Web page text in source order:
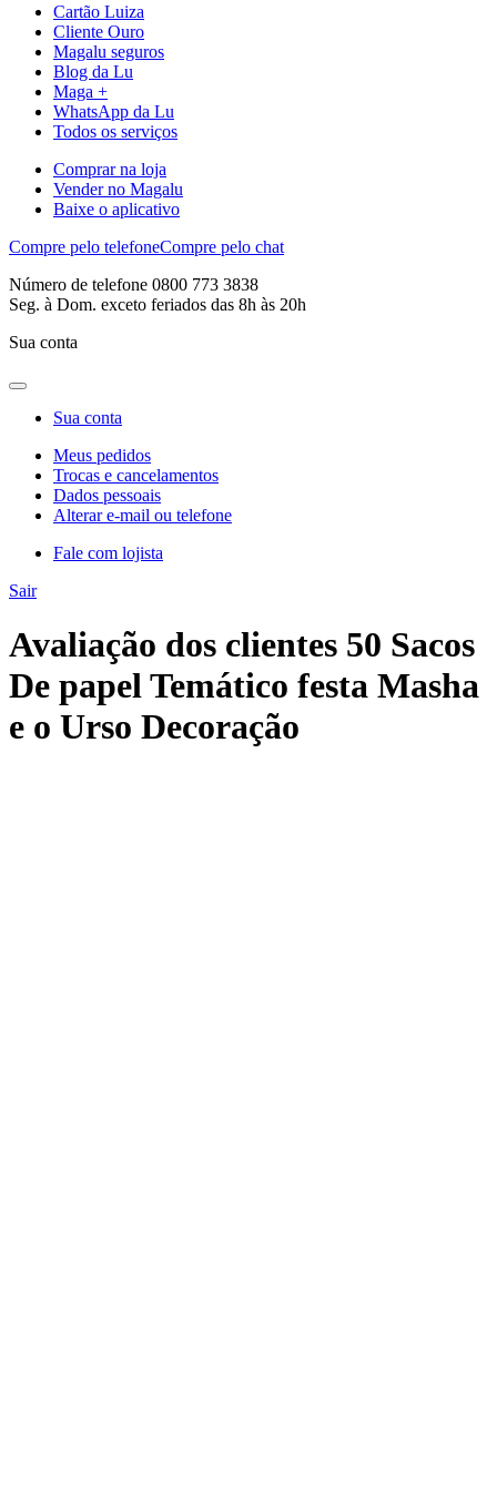
Cartão Luiza
Cliente Ouro
Magalu seguros
Blog da Lu
Maga +
WhatsApp da Lu
Todos os serviços
Comprar na loja
Vender no Magalu
Baixe o aplicativo
Compre pelo telefoneCompre pelo chat
Número de telefone 0800 773 3838
Seg. à Dom. exceto feriados das 8h às 20h
Sua conta
Sua conta
Meus pedidos
Trocas e cancelamentos
Dados pessoais
Alterar e-mail ou telefone
Fale com lojista
Sair
Avaliação dos clientes 50 Sacos
De papel Temático festa Masha
e o Urso Decoração